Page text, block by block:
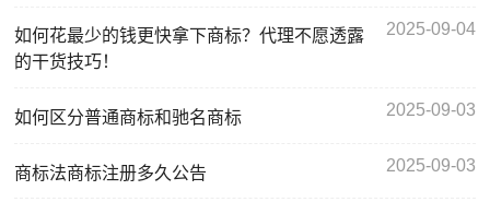
如何花最少的钱更快拿下商标？代理不愿透露
的干货技巧！
2025-09-04
如何区分普通商标和驰名商标 2025-09-03
商标法商标注册多久公告 2025-09-03